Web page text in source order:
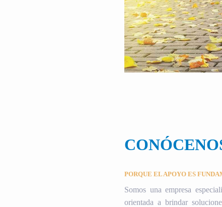
PORQUE EL APOYO ES
Somos una empresa
orientada a brindar